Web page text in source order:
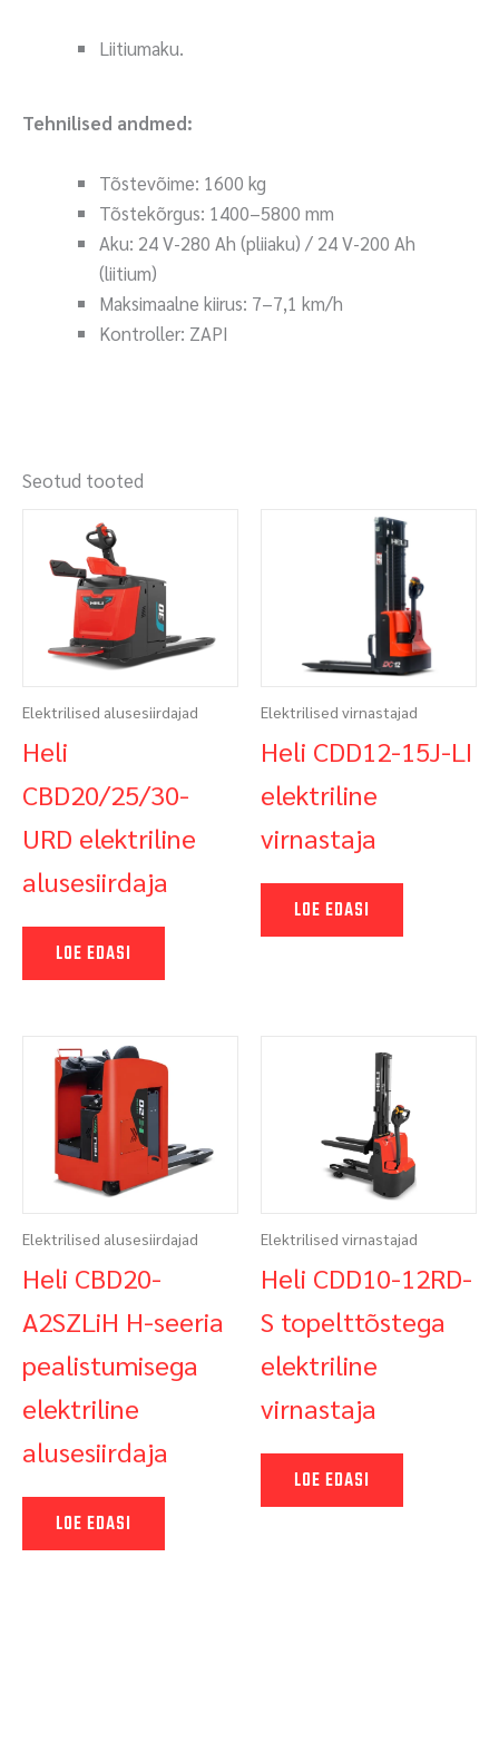
Liitiumaku.
Tehnilised andmed:
Tõstevõime: 1600 kg
Tõstekõrgus: 1400–5800 mm
Aku: 24 V-280 Ah (pliiaku) / 24 V-200 Ah
(liitium)
Maksimaalne kiirus: 7–7,1 km/h
Kontroller: ZAPI
Seotud tooted
Elektrilised alusesiirdajad
Heli
CBD20/25/30-
URD elektriline
alusesiirdaja
LOE EDASI
Elektrilised virnastajad
Heli CDD12-15J-LI
elektriline
virnastaja
LOE EDASI
Elektrilised alusesiirdajad
Heli CBD20-
A2SZLiH H-seeria
pealistumisega
elektriline
alusesiirdaja
LOE EDASI
Elektrilised virnastajad
Heli CDD10-12RD-
S topelttõstega
elektriline
virnastaja
LOE EDASI